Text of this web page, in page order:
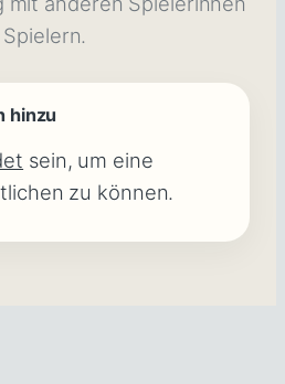
hinzu
sein, um eine
zu können.